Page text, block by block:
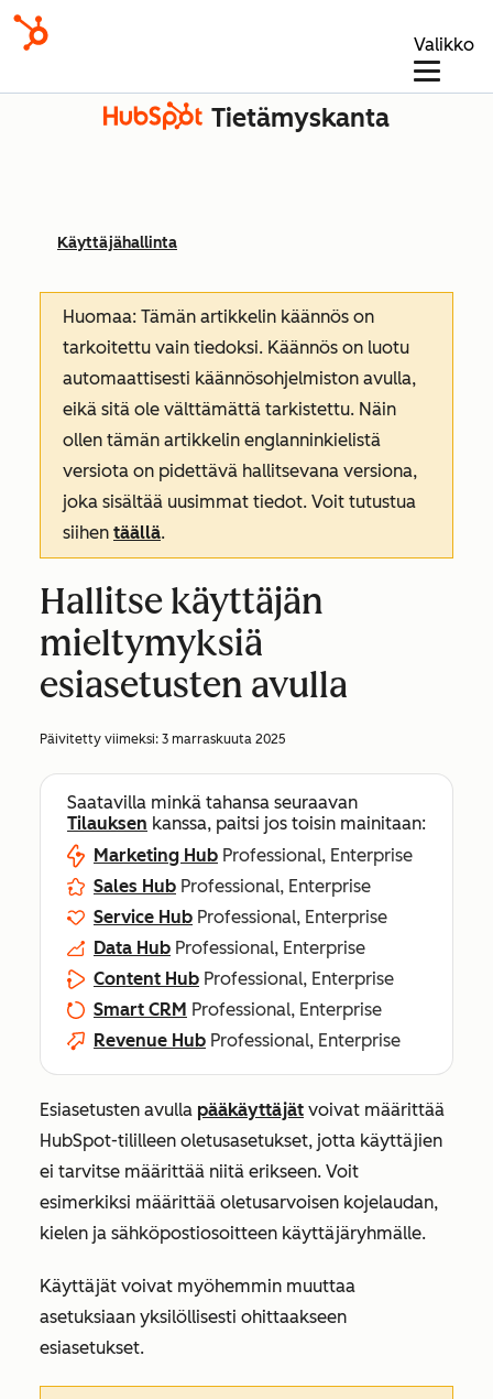
Valikko
Tietämyskanta
Käyttäjähallinta
Huomaa: Tämän artikkelin käännös on
tarkoitettu vain tiedoksi. Käännös on luotu
automaattisesti käännösohjelmiston avulla,
eikä sitä ole välttämättä tarkistettu. Näin
ollen tämän artikkelin englanninkielistä
versiota on pidettävä hallitsevana versiona,
joka sisältää uusimmat tiedot. Voit tutustua
siihen täällä.
Hallitse käyttäjän
mieltymyksiä
esiasetusten avulla
Päivitetty viimeksi: 3 marraskuuta 2025
Saatavilla minkä tahansa seuraavan
Tilauksen kanssa, paitsi jos toisin mainitaan:
Marketing Hub Professional, Enterprise
Sales Hub Professional, Enterprise
Service Hub Professional, Enterprise
Data Hub Professional, Enterprise
Content Hub Professional, Enterprise
Smart CRM Professional, Enterprise
Revenue Hub Professional, Enterprise
Esiasetusten avulla pääkäyttäjät voivat määrittää
HubSpot-tililleen oletusasetukset, jotta käyttäjien
ei tarvitse määrittää niitä erikseen. Voit
esimerkiksi määrittää oletusarvoisen kojelaudan,
kielen ja sähköpostiosoitteen käyttäjäryhmälle.
Käyttäjät voivat myöhemmin muuttaa
asetuksiaan yksilöllisesti ohittaakseen
esiasetukset.